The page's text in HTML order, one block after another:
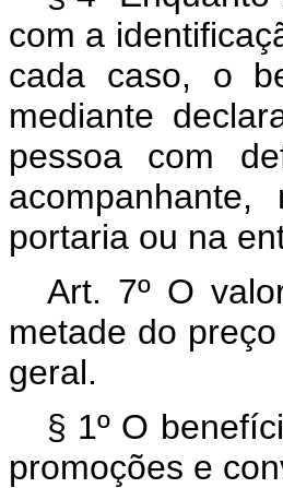
com a
cada caso, o
mediante
pessoa com
acompanhante,
portaria ou na
Art. 7º O
metade do
geral.
§ 1º O
promoções e